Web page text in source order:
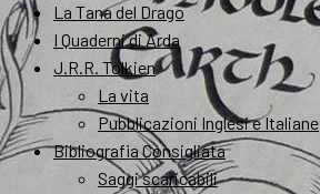
La Tana del Drago
I Quaderni di Arda
J.R.R. Tolkien
La vita
Pubblicazioni Inglesi e Italiane
Bibliografia Consigliata
Saggi scaricabili